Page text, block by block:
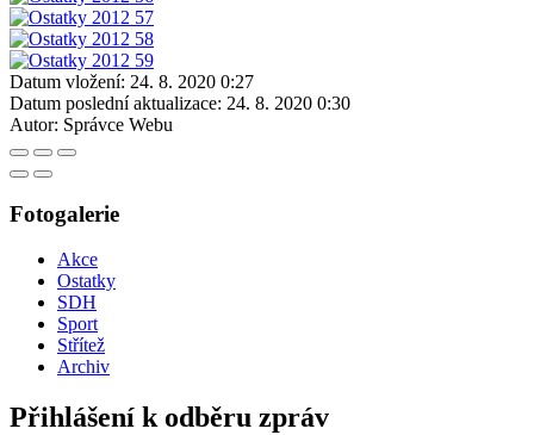
Datum vložení: 24. 8. 2020 0:27
Datum poslední aktualizace: 24. 8. 2020 0:30
Autor: Správce Webu
Fotogalerie
Akce
Ostatky
SDH
Sport
Střítež
Archiv
Přihlášení k odběru zpráv